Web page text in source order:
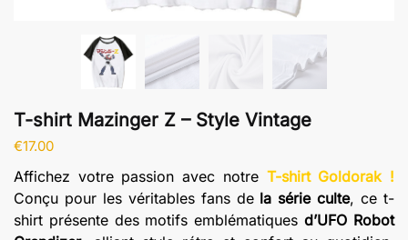
T-shirt Mazinger Z – Style Vintage
€17.00
Affichez votre passion avec notre T-shirt Goldorak !
Conçu pour les véritables fans de la série culte, ce t-
shirt présente des motifs emblématiquesd’UFO Robot